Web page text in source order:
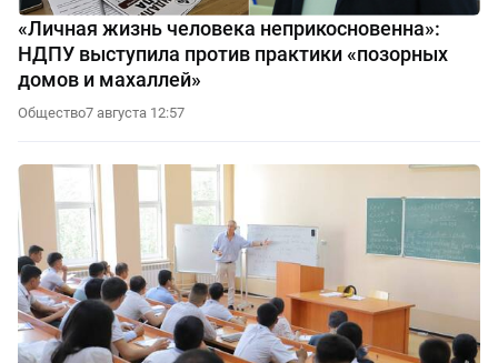
«Личная жизнь человека неприкосновенна»:
НДПУ выступила против практики «позорных
домов и махаллей»
Общество7 августа 12:57